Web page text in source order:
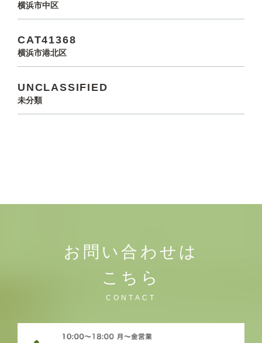
横浜市中区
CAT41368
横浜市港北区
UNCLASSIFIED
未分類
お問い合わせは
こちら
CONTACT